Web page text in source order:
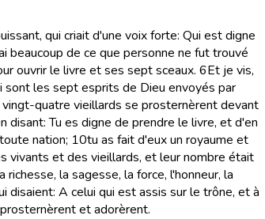
qui criait d'une voix forte: Qui est digne
beaucoup de ce que personne ne fut trouvé
ouvrir le livre et ses sept sceaux. 6Et je vis,
sont les sept esprits de Dieu envoyés par
quatre vieillards se prosternèrent devant
disant: Tu es digne de prendre le livre, et d'en
nation; 10tu as fait d'eux un royaume et
vivants et des vieillards, et leur nombre était
la sagesse, la force, l'honneur, la
disaient: A celui qui est assis sur le trône, et à
et adorèrent.